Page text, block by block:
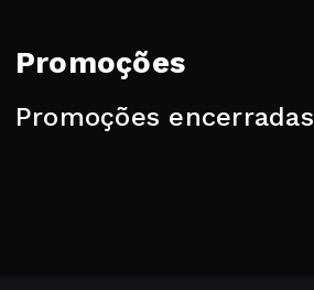
Promoções
Promoções encerradas